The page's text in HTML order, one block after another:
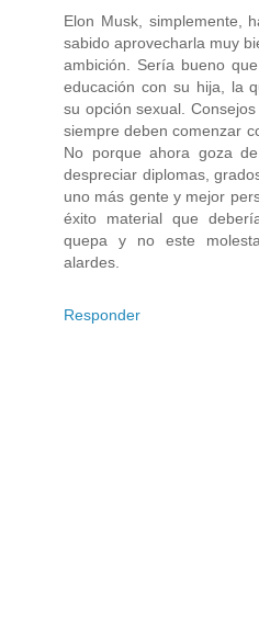
Elon Musk, simplemente,
sabido aprovecharla muy
ambición. Sería bueno
educación con su hija, la
su opción sexual.
siempre deben comenzar
No porque ahora goza
despreciar diplomas,
uno más gente y mejor
éxito material que
quepa y no este
alardes.
Responder